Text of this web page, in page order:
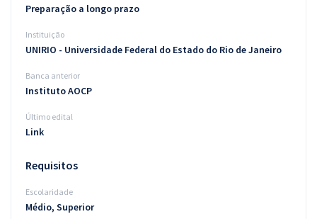
Blog
Aprovados
Atendimento
Preparação a longo prazo
Instituição
UNIRIO - Universidade Federal do Estado do Rio de Janeiro
Banca anterior
Instituto AOCP
Último edital
Link
Requisitos
Escolaridade
Médio, Superior